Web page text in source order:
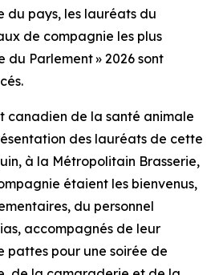
du pays, les lauréats du
de compagnie les plus
du Parlement » 2026 sont
canadien de la santé animale
des lauréats de cette
à la Métropolitain Brasserie,
étaient les bienvenus,
du personnel
accompagnés de leur
pattes pour une soirée de